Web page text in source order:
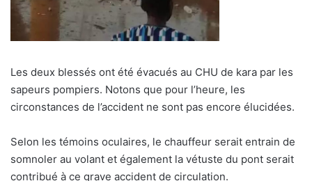
Les deux blessés ont été évacués au CHU de kara par les
sapeurs pompiers. Notons que pour l’heure, les
circonstances de l’accident ne sont pas encore élucidées.
Selon les témoins oculaires, le chauffeur serait entrain de
somnoler au volant et également la vétuste du pont serait
contribué à ce grave accident de circulation.